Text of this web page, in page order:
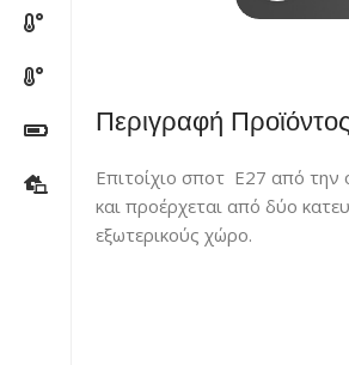
Περιγραφή Προϊόντος
Επιτοίχιο σποτ Ε27 από την
και προέρχεται από δύο
εξωτερικούς χώρο.